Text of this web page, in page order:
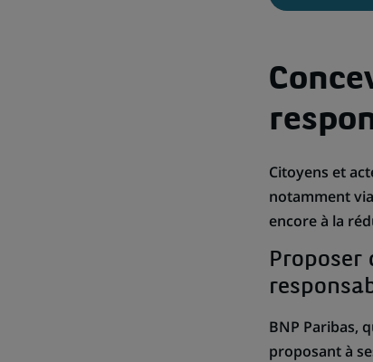
Citoyens et
notamment
encore à la
Proposer
BNP Paribas,
proposant à